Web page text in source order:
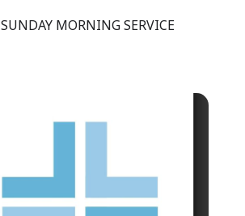
SUNDAY MORNING SERVICE